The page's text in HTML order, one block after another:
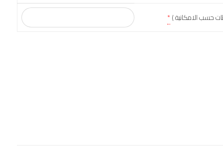
حسب الامكانية )*